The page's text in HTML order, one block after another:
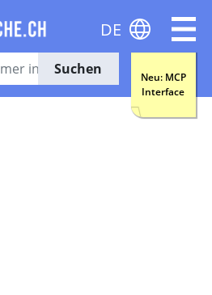
Suchen
Neu: MCP
Interface
DE